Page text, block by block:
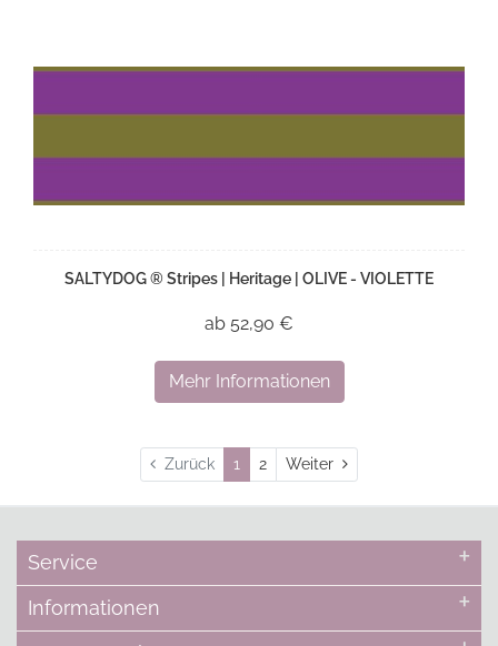
SALTYDOG ® Stripes | Heritage | OLIVE - VIOLETTE
ab 52,90 €
Mehr Informationen
Zurück 1 2 Weiter Weiter
Service
Informationen